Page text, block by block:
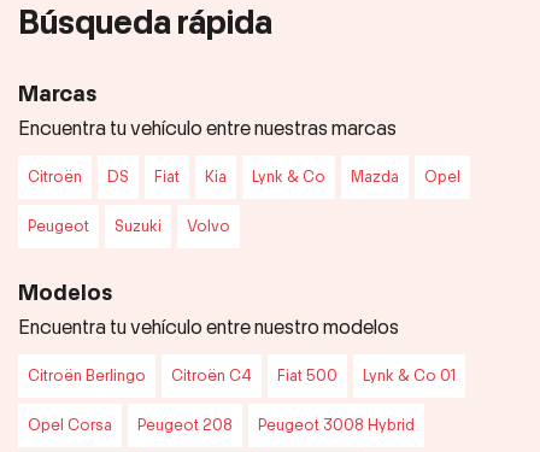
Búsqueda rápida
Marcas
Encuentra tu vehículo entre nuestras marcas
Citroën DS Fiat Kia Lynk & Co Mazda Opel
Peugeot Suzuki Volvo
Modelos
Encuentra tu vehículo entre nuestro modelos
Citroën Berlingo Citroën C4 Fiat 500 Lynk & Co 01
Opel Corsa Peugeot 208 Peugeot 3008 Hybrid